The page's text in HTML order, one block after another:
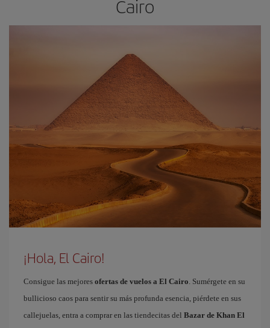
Cairo
¡Hola, El Cairo!
Consigue las mejores ofertas de vuelos a El Cairo. Sumérgete en su
bullicioso caos para sentir su más profunda esencia, piérdete en sus
callejuelas, entra a comprar en las tiendecitas del Bazar de Khan El